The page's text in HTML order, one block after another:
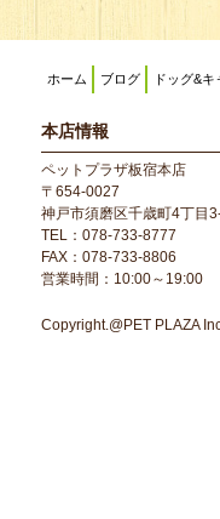
ホーム ブログ ドッグ&キ
本店情報
ペットプラザ板宿本店
〒654-0027
神戸市須磨区千歳町4丁目
TEL：078-733-8777
FAX：078-733-8806
営業時間：10:00～19:00
Copyright.@PET PLAZA